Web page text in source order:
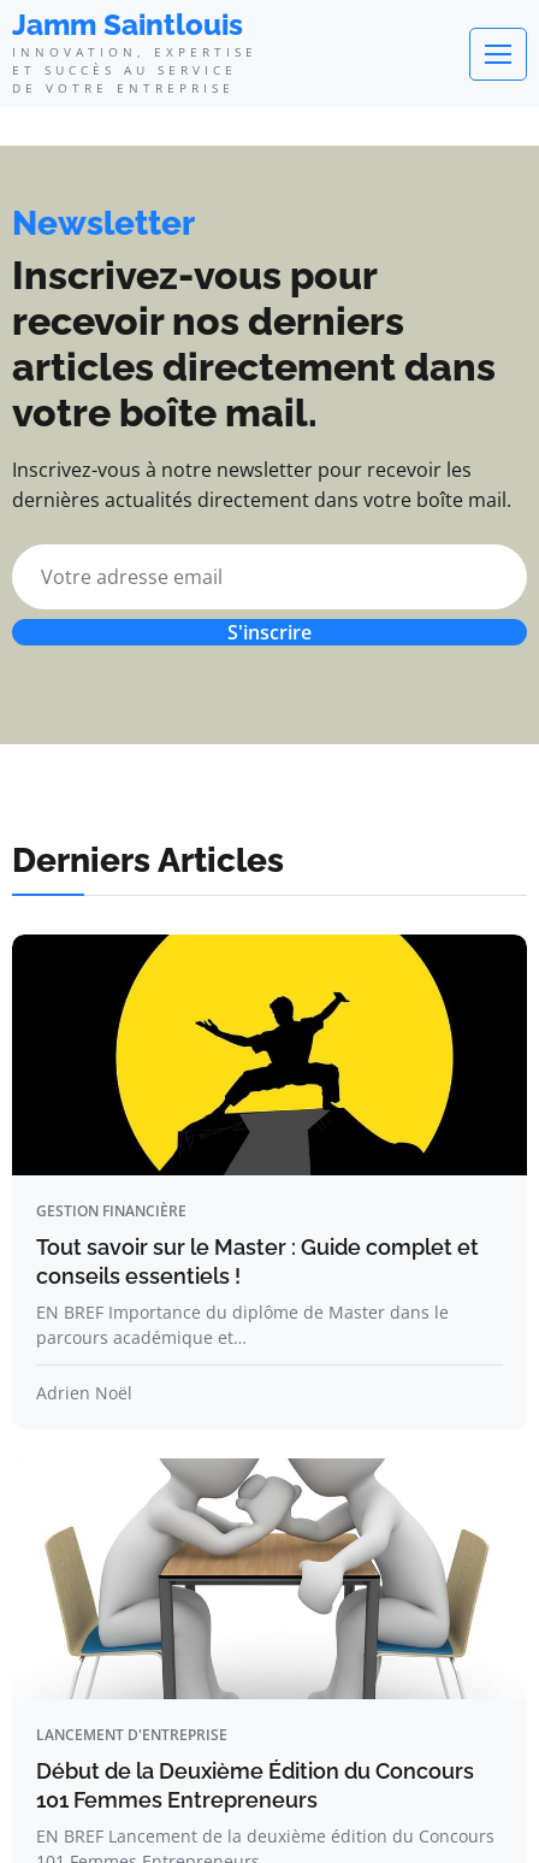
Jamm Saintlouis - Innovation,
Jamm Saintlouis
INNOVATION, EXPERTISE
ET SUCCÈS AU SERVICE
DE VOTRE ENTREPRISE
Newsletter
Inscrivez-vous pour
recevoir nos derniers
articles directement dans
votre boîte mail.
Inscrivez-vous à notre newsletter pour recevoir les
dernières actualités directement dans votre boîte mail.
S'inscrire
Derniers Articles
GESTION FINANCIÈRE
Tout savoir sur le Master : Guide complet et
conseils essentiels !
EN BREF Importance du diplôme de Master dans le
parcours académique et…
Adrien Noël
LANCEMENT D'ENTREPRISE
Début de la Deuxième Édition du Concours
101 Femmes Entrepreneurs
EN BREF Lancement de la deuxième édition du Concours